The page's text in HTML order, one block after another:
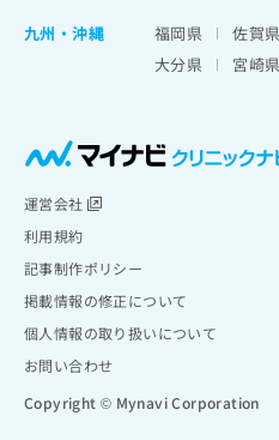
九州・沖縄
福岡県 佐賀県
大分県
宮崎県
運営会社
利用規約
記事制作ポリシー
掲載情報の修正について
個人情報の取り扱いについて
お問い合わせ
Copyright © Mynavi Corporation